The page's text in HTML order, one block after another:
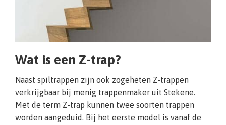
Wat is een Z-trap?
Naast spiltrappen zijn ook zogeheten Z-trappen
verkrijgbaar bij menig trappenmaker uit Stekene.
Met de term Z-trap kunnen twee soorten trappen
worden aangeduid. Bij het eerste model is vanaf de